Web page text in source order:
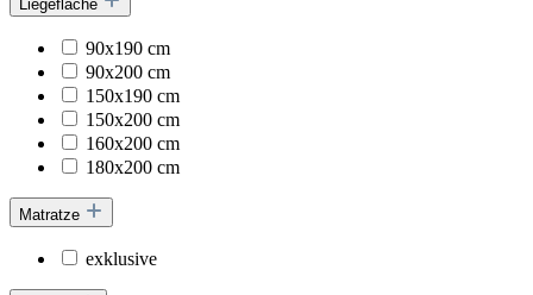
Liegefläche
90x190 cm
90x200 cm
150x190 cm
150x200 cm
160x200 cm
180x200 cm
Matratze
exklusive